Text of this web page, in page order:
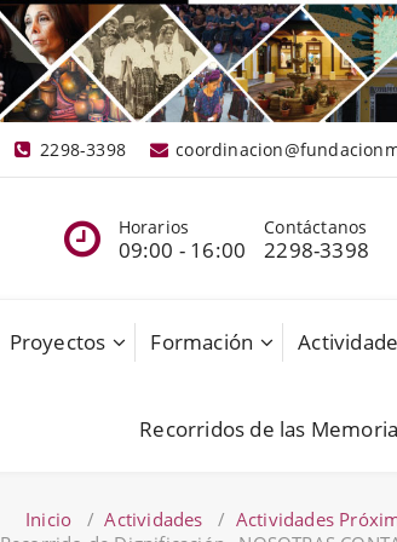
2298-3398
Horarios
09:00 - 16:00
Contáctanos
2298-3398
Proyectos Formación
Recorridos de las
Inicio /Actividades / Actividades